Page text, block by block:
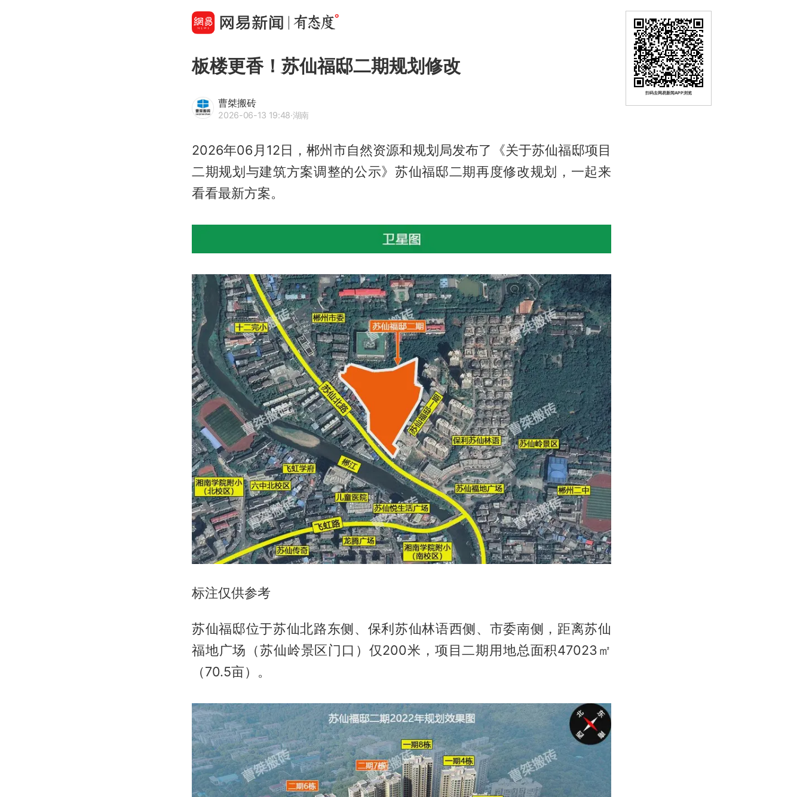
板楼更香！苏仙福邸二期规划修改
曹桀搬砖
2026-06-13 19:48·湖南
2026年06月12日，郴州市自然资源和规划局发布了《关于苏仙福邸项目
二期规划与建筑方案调整的公示》苏仙福邸二期再度修改规划，一起来
看看最新方案。
标注仅供参考
苏仙福邸位于苏仙北路东侧、保利苏仙林语西侧、市委南侧，距离苏仙
福地广场（苏仙岭景区门口）仅200米，项目二期用地总面积47023㎡
（70.5亩）。
扫码去网易新闻APP浏览